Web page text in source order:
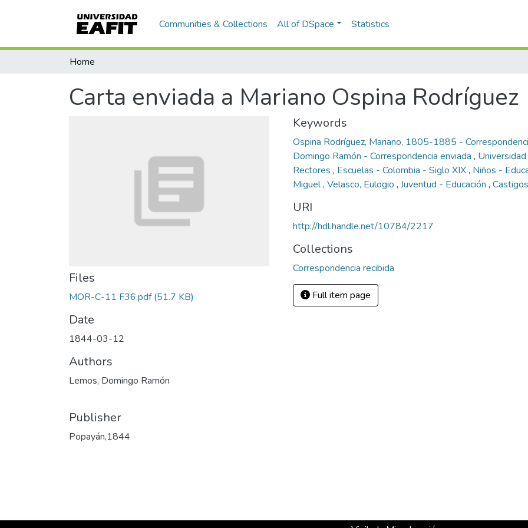
Communities & Collections All of DSpace Statistics
Home
Carta enviada a Mariano Ospina Rodríguez
Files
MOR-C-11 F36.pdf(51.7 KB)
Date
1844-03-12
Authors
Lemos, Domingo Ramón
Publisher
Popayán,1844
Keywords
Ospina Rodríguez, Mariano, 1805-1885 -
Domingo Ramón - Correspondencia enviada ,
Rectores , Escuelas - Colombia - Siglo XIX, Niños -
Miguel, Velasco, Eulogio , Juventud - Educación ,
URI
http://hdl.handle.net/10784/2217
Collections
Correspondencia recibida
Full item page